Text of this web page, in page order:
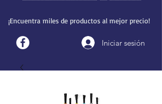
¡Encuentra miles de productos al mejor precio!
Iniciar sesión